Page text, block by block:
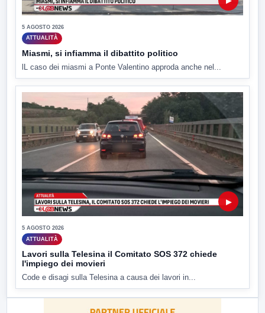
5 AGOSTO 2026
ATTUALITÀ
Miasmi, si infiamma il dibattito politico
lL caso dei miasmi a Ponte Valentino approda anche nel...
▶
5 AGOSTO 2026
ATTUALITÀ
Lavori sulla Telesina il Comitato SOS 372 chiede
l'impiego dei movieri
Code e disagi sulla Telesina a causa dei lavori in...